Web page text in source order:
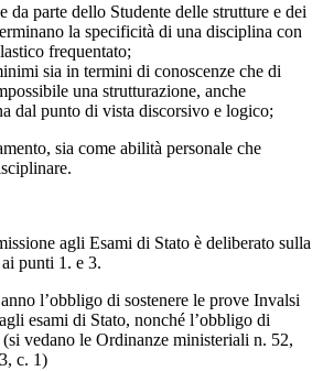
da parte dello Studente delle strutture e dei
la specificità di una disciplina con
frequentato;
sia in termini di conoscenze che di
una strutturazione, anche
dal punto di vista discorsivo e logico;
sia come abilità personale che
agli Esami di Stato è deliberato sulla
punti 1. e 3.
l’obbligo di sostenere le prove Invalsi
esami di Stato, nonché l’obbligo di
vedano le Ordinanze ministeriali n. 52,
c. 1)